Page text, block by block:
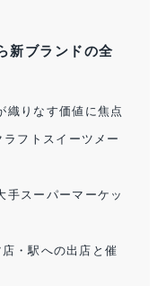
新ブランドの全
織りなす価値に焦点
ラフトスイーツメー
手スーパーマーケッ
・駅への出店と催